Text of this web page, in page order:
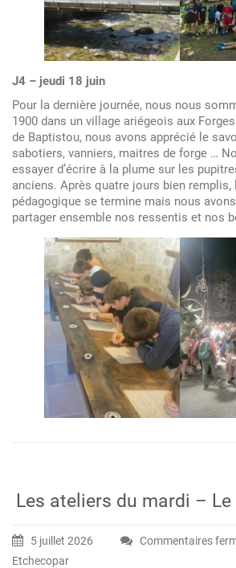
J4 – jeudi 18 juin
Pour la dernière journée, nous nous
1900 dans un village ariégeois aux
de Baptistou, nous avons apprécié le
sabotiers, vanniers, maitres de forge …
essayer d’écrire à la plume sur les
anciens. Après quatre jours bien remplis,
pédagogique se termine mais nous
partager ensemble nos ressentis et nos
Les ateliers du mardi – Le
5 juillet 2026 Commentaires
Etchecopar